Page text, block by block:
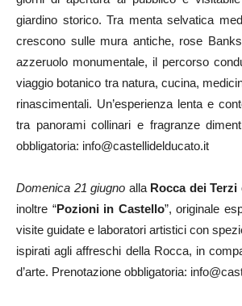
giardino storico. Tra menta selvatica
crescono sulle mura antiche, rose
azzeruolo monumentale, il percorso
viaggio botanico tra natura, cucina,
rinascimentali. Un’esperienza lenta e
tra panorami collinari e fragranze
obbligatoria: info@castellidelducato.it
Domenica 21 giugno alla Rocca dei
inoltre “Pozioni in Castello”, originale
visite guidate e laboratori artistici con
ispirati agli affreschi della Rocca, in
d’arte. Prenotazione obbligatoria: